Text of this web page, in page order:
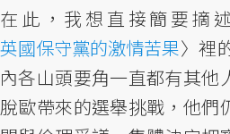
在此，我想直接簡要摘
英國保守黨的激情苦果〉裡
內各山頭要角一直都有其他
脫歐帶來的選舉挑戰，他們